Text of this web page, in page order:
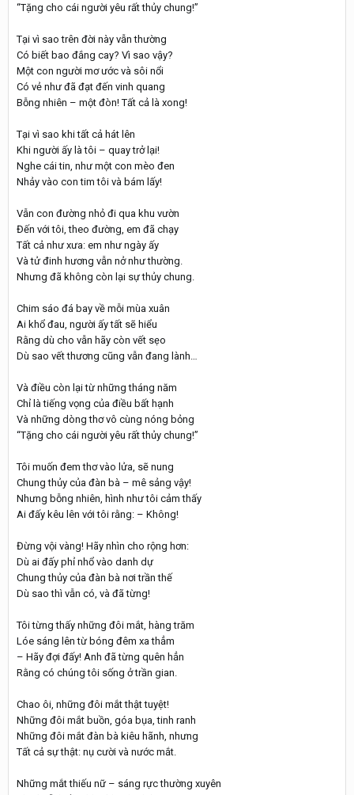
“Tặng cho cái người yêu rất thủy chung!”
Tại vì sao trên đời này vẫn thường
Có biết bao đắng cay? Vì sao vậy?
Một con người mơ ước và sôi nổi
Có vẻ như đã đạt đến vinh quang
Bỗng nhiên – một đòn! Tất cả là xong!
Tại vì sao khi tất cả hát lên
Khi người ấy là tôi – quay trở lại!
Nghe cái tin, như một con mèo đen
Nhảy vào con tim tôi và bám lấy!
Vẫn con đường nhỏ đi qua khu vườn
Đến với tôi, theo đường, em đã chạy
Tất cả như xưa: em như ngày ấy
Và tử đinh hương vẫn nở như thường.
Nhưng đã không còn lại sự thủy chung.
Chim sáo đá bay về mỗi mùa xuân
Ai khổ đau, người ấy tất sẽ hiểu
Rằng dù cho vẫn hãy còn vết sẹo
Dù sao vết thương cũng vẫn đang lành…
Và điều còn lại từ những tháng năm
Chỉ là tiếng vọng của điều bất hạnh
Và những dòng thơ vô cùng nóng bỏng
“Tặng cho cái người yêu rất thủy chung!”
Tôi muốn đem thơ vào lửa, sẽ nung
Chung thủy của đàn bà – mê sảng vậy!
Nhưng bỗng nhiên, hình như tôi cảm thấy
Ai đấy kêu lên với tôi rằng: – Không!
Đừng vội vàng! Hãy nhìn cho rộng hơn:
Dù ai đấy phỉ nhổ vào danh dự
Chung thủy của đàn bà nơi trần thế
Dù sao thì vẫn có, và đã từng!
Tôi từng thấy những đôi mắt, hàng trăm
Lóe sáng lên từ bóng đêm xa thẳm
– Hãy đợi đấy! Anh đã từng quên hẳn
Rằng có chúng tôi sống ở trần gian.
Chao ôi, những đôi mắt thật tuyệt!
Những đôi mắt buồn, góa bụa, tinh ranh
Những đôi mắt đàn bà kiêu hãnh, nhưng
Tất cả sự thật: nụ cười và nước mắt.
Những mắt thiếu nữ – sáng rực thường xuyên